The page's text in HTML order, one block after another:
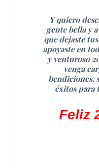
Y quiero
gente bella y
que dejaste
apoyaste en
y venturoso
venga
bendiciones,
éxitos para
Feliz